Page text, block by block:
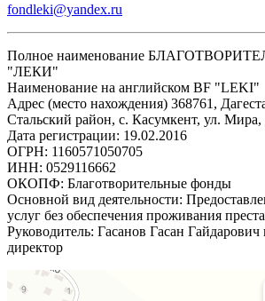
fondleki@yandex.ru
Полное наименование
"ЛЕКИ"
Наименование на английском BF "LEKI"
Адрес (место нахождения) 368761,
Стальский район, с. Касумкент, ул.
Дата регистрации: 19.02.2016
ОГРН: 1160571050705
ИНН: 0529116662
ОКОПФ: Благотворительные фонды
Основной вид деятельности:
услуг без обеспечения проживания
Руководитель: Гасанов Гасан Гайдарович
директор